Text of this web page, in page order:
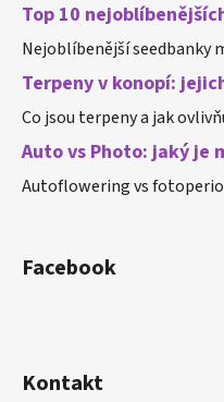
Top 10
Nejoblíbenější seedbanky
Terpeny v konopí:
Co jsou terpeny a jak
Auto vs Photo: jaký je
Autoflowering vs
Facebook
Kontakt